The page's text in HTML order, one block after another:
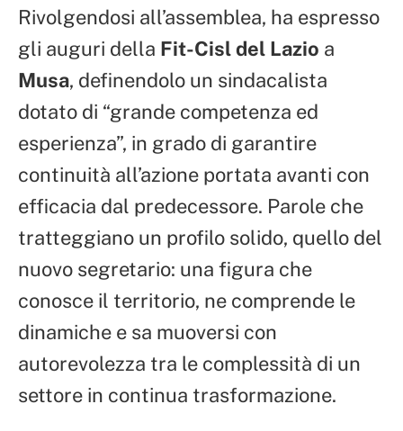
Rivolgendosi all’assemblea, ha espresso
gli auguri della Fit-Cisl del Lazio a
Musa, definendolo un sindacalista
dotato di “grande competenza ed
esperienza”, in grado di garantire
continuità all’azione portata avanti con
efficacia dal predecessore. Parole che
tratteggiano un profilo solido, quello del
nuovo segretario: una figura che
conosce il territorio, ne comprende le
dinamiche e sa muoversi con
autorevolezza tra le complessità di un
settore in continua trasformazione.